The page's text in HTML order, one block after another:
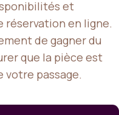
et
en ligne.
de gagner du
que la pièce est
votre passage.